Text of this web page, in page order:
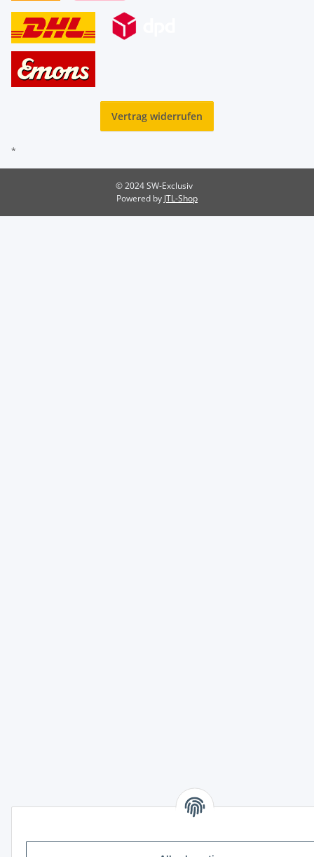
Vertrag widerrufen
*
© 2024 SW-Exclusiv
Powered by JTL-Shop